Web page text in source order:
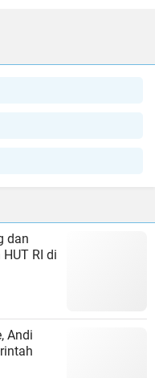
dan
RI di
Andi